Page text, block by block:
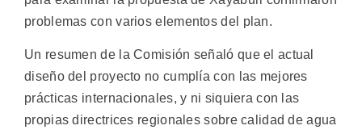
problemas con varios elementos del plan.
Un resumen de la Comisión señaló que el actual
diseño del proyecto no cumplía con las mejores
prácticas internacionales, y ni siquiera con las
propias directrices regionales sobre calidad de agua